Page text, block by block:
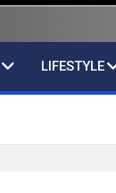
LIFESTYLE